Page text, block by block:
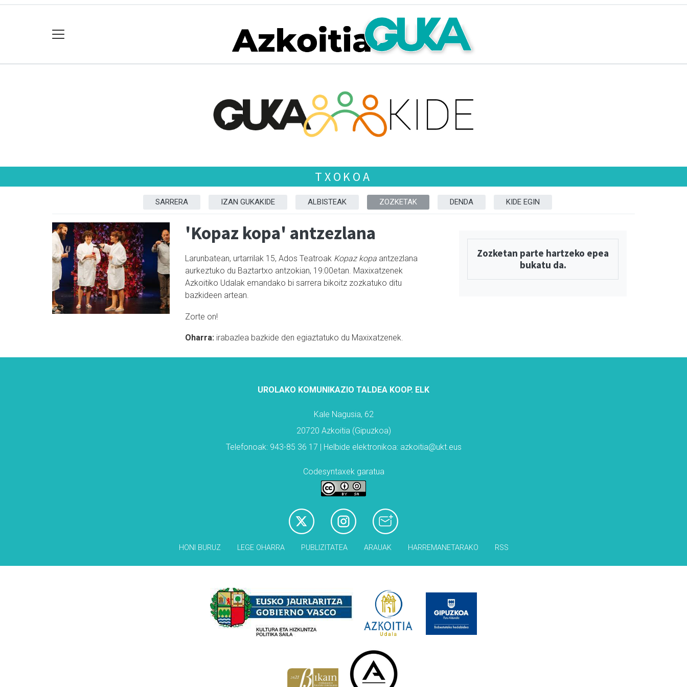
TXOKOA
SARRERA IZAN GUKAKIDE ALBISTEAK ZOZKETAK DENDA KIDE EGIN
'Kopaz kopa' antzezlana
Larunbatean, urtarrilak 15, Ados Teatroak Kopaz kopaantzezlana
aurkeztuko du Baztartxo antzokian, 19:00etan. Maxixatzenek
Azkoitiko Udalak emandako bi sarrera bikoitz zozkatuko ditu
bazkideen artean.
Zorte on!
Oharra:irabazlea bazkide den egiaztatuko du Maxixatzenek.
Zozketan parte hartzeko epea
bukatu da.
UROLAKO KOMUNIKAZIO TALDEA KOOP. ELK
Kale Nagusia, 62
20720 Azkoitia (Gipuzkoa)
Telefonoak: 943-85 36 17 | Helbide elektronikoa: azkoitia@ukt.eus
Codesyntaxek garatua
HONI BURUZ LEGE OHARRA PUBLIZITATEA ARAUAK HARREMANETARAKO RSS